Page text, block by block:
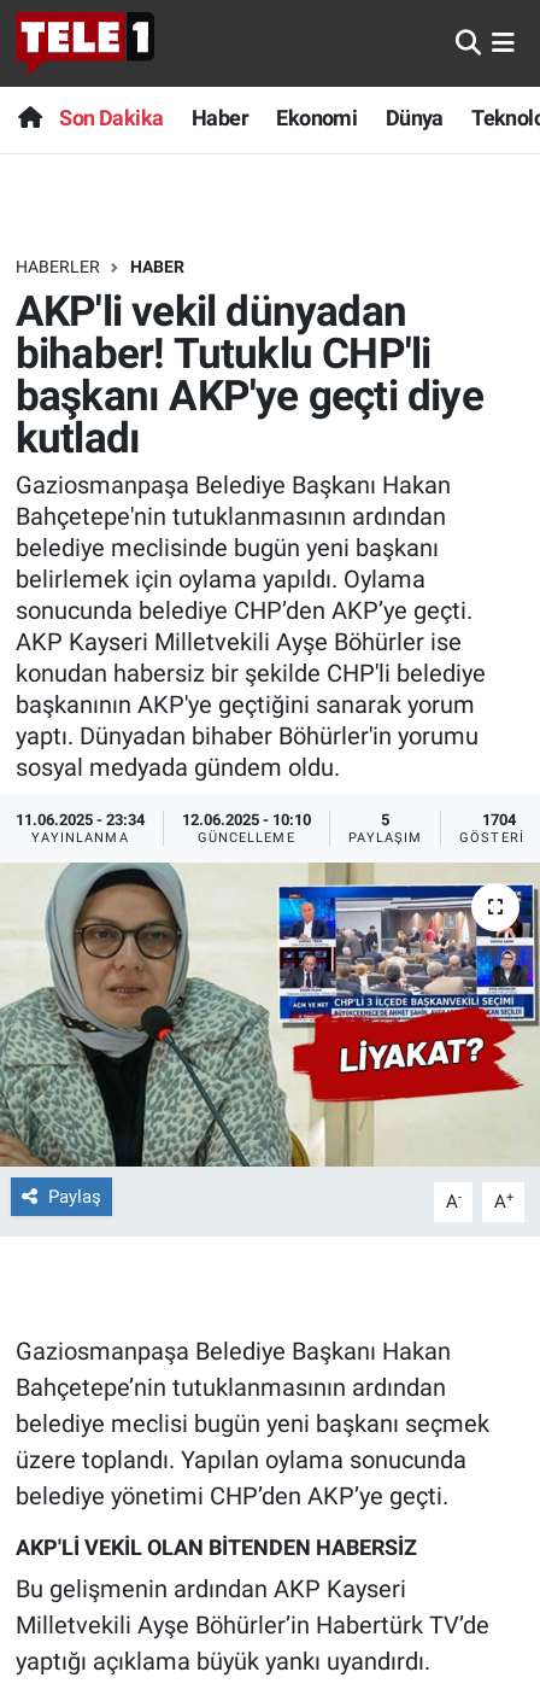
Son Dakika Haber Ekonomi Dünya
HABERLER HABER
AKP'li vekil dünyadan
bihaber! Tutuklu CHP'li
başkanı AKP'ye geçti diye
kutladı
Gaziosmanpaşa Belediye Başkanı Hakan
Bahçetepe'nin tutuklanmasının ardından
belediye meclisinde bugün yeni başkanı
belirlemek için oylama yapıldı. Oylama
sonucunda belediye CHP’den AKP’ye geçti.
AKP Kayseri Milletvekili Ayşe Böhürler ise
konudan habersiz bir şekilde CHP'li belediye
başkanının AKP'ye geçtiğini sanarak yorum
yaptı. Dünyadan bihaber Böhürler'in yorumu
sosyal medyada gündem oldu.
11.06.2025 - 23:34
YAYINLANMA
12.06.2025 - 10:10
GÜNCELLEME
5
PAYLAŞIM
1704
GÖSTERIM
Paylaş A- A+
Gaziosmanpaşa Belediye Başkanı Hakan
Bahçetepe’nin tutuklanmasının ardından
belediye meclisi bugün yeni başkanı seçmek
üzere toplandı. Yapılan oylama sonucunda
belediye yönetimi CHP’den AKP’ye geçti.
AKP'Lİ VEKİL OLAN BİTENDEN HABERSİZ
Bu gelişmenin ardından AKP Kayseri
Milletvekili Ayşe Böhürler’in Habertürk TV’de
yaptığı açıklama büyük yankı uyandırdı.
Anında Manşet
Başka Sohbetler
Bilim turu
Bilim ve Teknoloji Evreni
Doğa Konuşuyor
Dünya
Ege Saati
Ege'den Esintiler
Eğitim
Eğlence
Ekonomi
Forum
Gerçeğin İzinde
Gün Başlıyor
Gün Bitiyor
Gün Ortası
Gündem Özel
Günün görüntüsü
Kimdir
Koronavirüs
Kültür Sanat
Nedir
Son Dakika
Haber
Dünya
Teknoloji
Sağlık
Spor
Yayın Akışı
İletişim
Nöbetçi Eczaneler
Hava Durumu
Trafik Durumu
Süper Lig Puan Durumu ve Fikstür
Tüm Manşetler
Son Dakika Haberleri
Haber Arşivi